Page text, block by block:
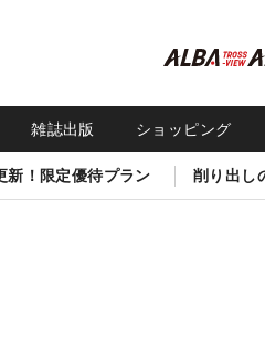
雑誌出版 ショッピング
新！限定優待プラン 削り出し